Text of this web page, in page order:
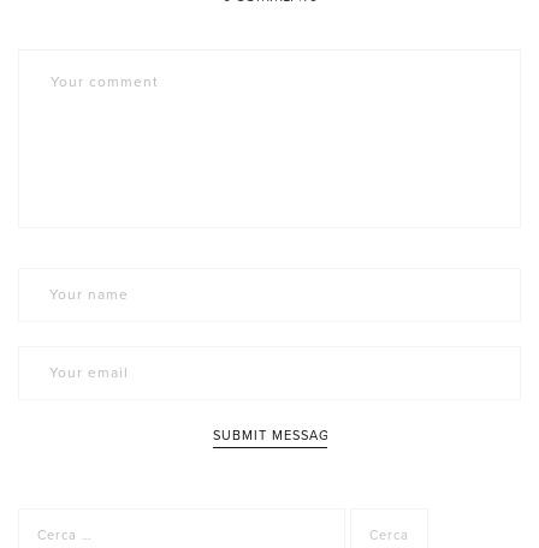
per: